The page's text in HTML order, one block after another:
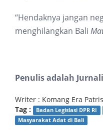
“Hendaknya jangan
menghilangkan Bali
Penulis adalah
Writer : Komang Era
Tag :
Badan Legislasi DPR RI
Masyarakat Adat di Bali